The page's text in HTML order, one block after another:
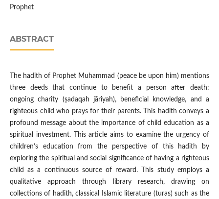
Prophet
ABSTRACT
The hadith of Prophet Muhammad (peace be upon him) mentions
three deeds that continue to benefit a person after death:
ongoing charity (ṣadaqah jāriyah), beneficial knowledge, and a
righteous child who prays for their parents. This hadith conveys a
profound message about the importance of child education as a
spiritual investment. This article aims to examine the urgency of
children’s education from the perspective of this hadith by
exploring the spiritual and social significance of having a righteous
child as a continuous source of reward. This study employs a
qualitative approach through library research, drawing on
collections of hadith, classical Islamic literature (turas) such as the